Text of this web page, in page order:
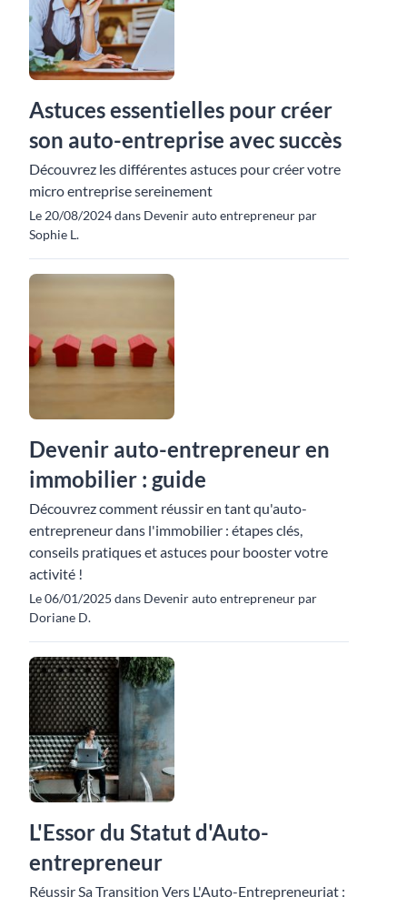
Astuces essentielles pour créer
son auto-entreprise avec succès
Découvrez les différentes astuces pour créer votre
micro entreprise sereinement
Le 20/08/2024 dans Devenir auto entrepreneur par
Sophie L.
Devenir auto-entrepreneur en
immobilier : guide
Découvrez comment réussir en tant qu'auto-
entrepreneur dans l'immobilier : étapes clés,
conseils pratiques et astuces pour booster votre
activité !
Le 06/01/2025 dans Devenir auto entrepreneur par
Doriane D.
L'Essor du Statut d'Auto-
entrepreneur
Réussir Sa Transition Vers L'Auto-Entrepreneuriat :